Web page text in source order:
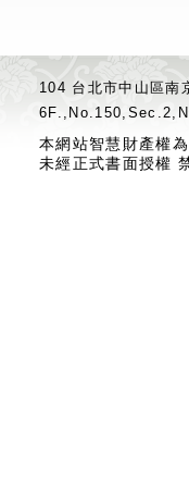
104 台北市中山區
本網站智慧財產權
未經正式書面授權